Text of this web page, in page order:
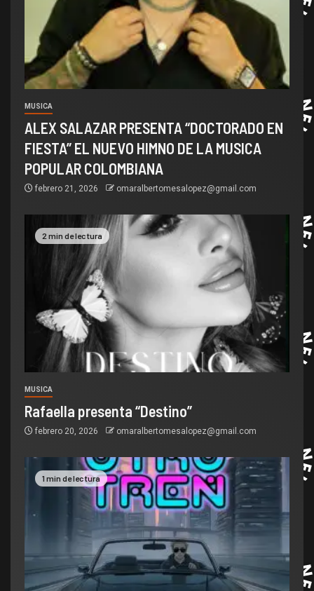
MUSICA
ALEX SALAZAR PRESENTA “DOCTORADO EN
FIESTA” EL NUEVO HIMNO DE LA MUSICA
POPULAR COLOMBIANA
febrero 21, 2026 omaralbertomesalopez@gmail.com
2 min de lectura
MUSICA
Rafaella presenta “Destino”
febrero 20, 2026 omaralbertomesalopez@gmail.com
1 min de lectura